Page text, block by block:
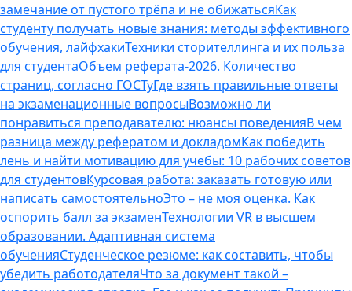
замечание от пустого трёпа и не обижатьсяКак
студенту получать новые знания: методы эффективного
обучения, лайфхакиТехники сторителлинга и их польза
для студентаОбъем реферата-2026. Количество
страниц, согласно ГОСТуГде взять правильные ответы
на экзаменационные вопросыВозможно ли
понравиться преподавателю: нюансы поведенияВ чем
разница между рефератом и докладомКак победить
лень и найти мотивацию для учебы: 10 рабочих советов
для студентовКурсовая работа: заказать готовую или
написать самостоятельноЭто – не моя оценка. Как
оспорить балл за экзаменТехнологии VR в высшем
образовании. Адаптивная система
обученияСтуденческое резюме: как составить, чтобы
убедить работодателяЧто за документ такой –